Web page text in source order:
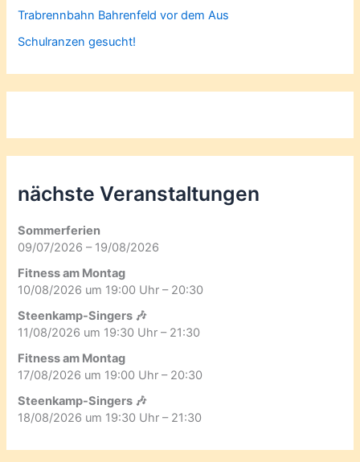
Trabrennbahn Bahrenfeld vor dem Aus
Schulranzen gesucht!
nächste Veranstaltungen
Sommerferien
09/07/2026 – 19/08/2026
Fitness am Montag
10/08/2026 um 19:00 Uhr – 20:30
Steenkamp-Singers 🎶
11/08/2026 um 19:30 Uhr – 21:30
Fitness am Montag
17/08/2026 um 19:00 Uhr – 20:30
Steenkamp-Singers 🎶
18/08/2026 um 19:30 Uhr – 21:30